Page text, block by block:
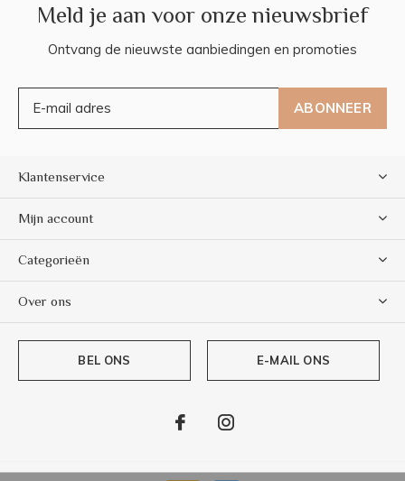
Meld je aan voor onze nieuwsbrief
Ontvang de nieuwste aanbiedingen en promoties
ABONNEER
Klantenservice
Mijn account
Categorieën
Over ons
BEL ONS E-MAIL ONS